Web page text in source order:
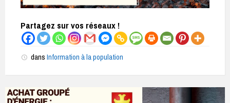
Partagez sur vos réseaux !
dans Information à la population